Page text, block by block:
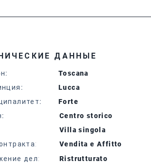
ДАННЫЕ
:
Toscana
:
Lucca
:
Forte
:
Centro storico
Villa singola
Vendita e Affitto
дел:
Ristrutturato